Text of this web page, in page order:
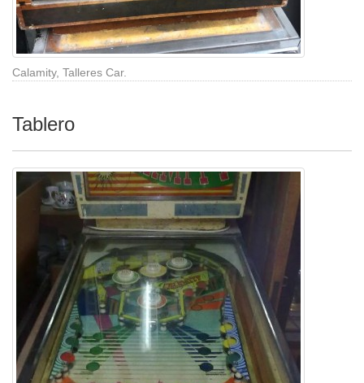
Calamity, Talleres Car.
Tablero